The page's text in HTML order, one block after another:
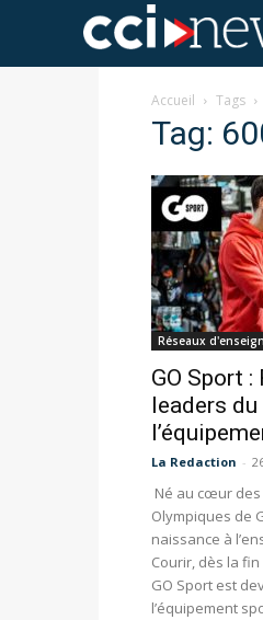
Accueil Tags
Tag:
Réseaux
GO Sport :
leaders
La Redaction -
Né au cœur des
Olympiques de
naissance à
Courir, dès la
GO Sport est
l’équipement